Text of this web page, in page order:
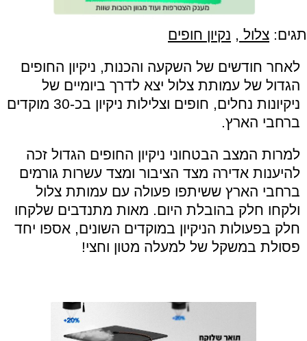
תגים: צלול , נקיון חופים
לאחר חודשים של השקעה והכנות, ניקיון החופים
הגדול של עמותת צלול יצא לדרך ביומיים של
ניקיונות נחלים, חופים וצלילות ניקיון בכ-30 מוקדים
ברחבי הארץ.
למרות המצב הבטחוני ניקיון החופים הגדול זכה
להיענות אדירה מצד הציבור ומצד עשרות גורמים
ברחבי הארץ ששיתפו פעולה עם עמותת צלול
ולקחו חלק בהובלת היום. מאות מתנדבים שלקחו
חלק בפעולות הניקיון במוקדים השונים, אספו יחד
פסולת במשקל של למעלה מטון וחצי!